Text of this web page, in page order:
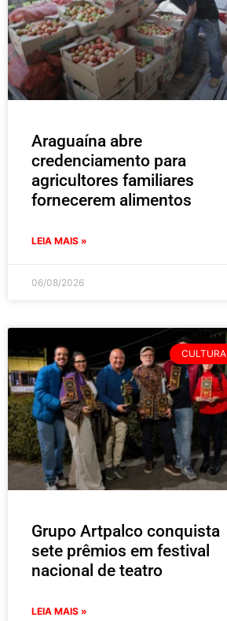
Araguaína abre
credenciamento para
agricultores familiares
fornecerem alimentos
LEIA MAIS »
06/08/2026
CULTURA
Grupo Artpalco conquista
sete prêmios em festival
nacional de teatro
LEIA MAIS »